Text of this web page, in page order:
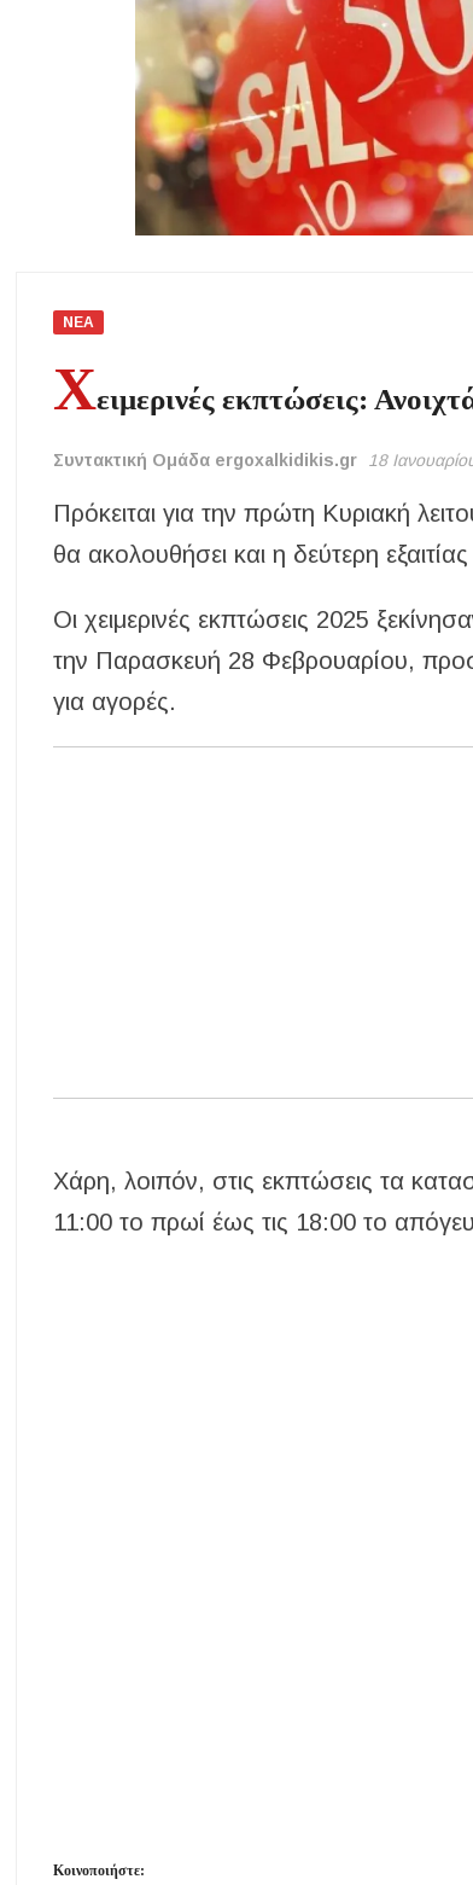
«Τουρισμός για Όλους 2026-2027»: Άνοιξαν οι αιτήσεις
Αναβαθμίζεται η πρόσβαση στο Δεβελίκι Γοματίου με
Ιωάννης Γιώργος: «Εγκρίθηκε η λειτουργία εκτός έδρας
Η Κεντρική Μακεδονία ανοίγει τον δρόμο του
Χαλκιδική: Πυρκαγιά σε γαλλική θαλαμηγό στη Λατούρα
ΝΕΑ
Χειμερινές εκπτώσεις:
Συντακτική Ομάδα ergoxalkidikis.gr 18
Πρόκειται για την πρώτη Κυριακή
θα ακολουθήσει και η δεύτερη
Οι χειμερινές εκπτώσεις 2025
την Παρασκευή 28 Φεβρουαρίου,
για αγορές.
Χάρη, λοιπόν, στις εκπτώσεις τα
11:00 το πρωί έως τις 18:00 το
Κοινοποιήστε: